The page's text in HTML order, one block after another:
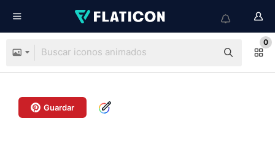
0
Guardar